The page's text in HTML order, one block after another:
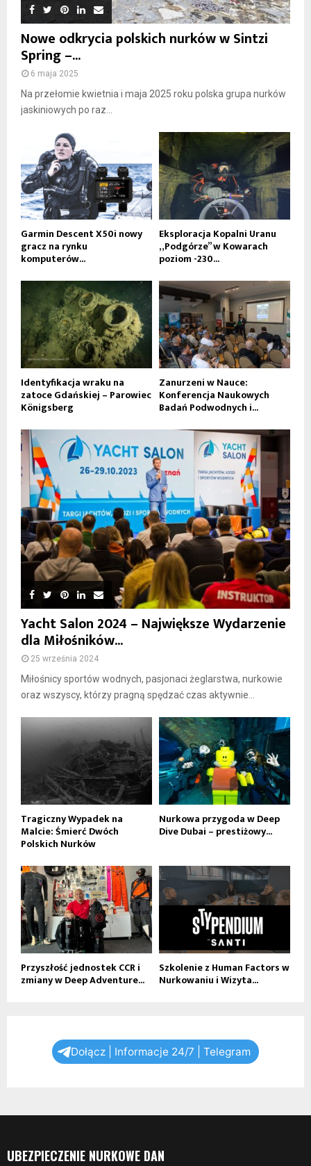
Nowe odkrycia polskich nurków w Sintzi
Spring –...
6 maja 2025
Na przełomie kwietnia i maja 2025 roku polska grupa nurków
jaskiniowych po raz...
Garmin Descent X50i nowy
gracz na rynku
komputerów...
Eksploracja Kopalni Uranu
„Podgórze” w Kowarach
poziom -230...
Identyfikacja wraku na
zatoce Gdańskiej – Parowiec
Königsberg
Zanurzeni w Nauce:
Konferencja Naukowych
Badań Podwodnych i...
Yacht Salon 2024 – Największe Wydarzenie
dla Miłośników...
25 września 2024
Miłośnicy sportów wodnych, pasjonaci żeglarstwa, nurkowie
oraz wszyscy, którzy pragną spędzać czas aktywnie...
Tragiczny Wypadek na
Malcie: Śmierć Dwóch
Polskich Nurków
Nurkowa przygoda w Deep
Dive Dubai – prestiżowy...
Przyszłość jednostek CCR i
zmiany w Deep Adventure...
Szkolenie z Human Factors w
Nurkowaniu i Wizyta...
Dołącz | Informacje 24/7 | Telegram
UBEZPIECZENIE NURKOWE DAN